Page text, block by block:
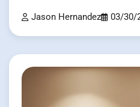
Jason Hernandez 03/30/